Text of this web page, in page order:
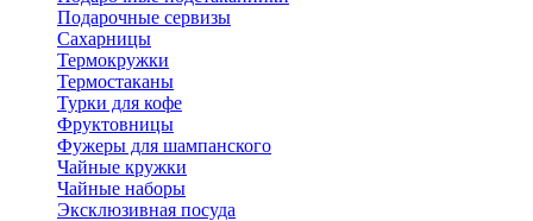
Подарочные сервизы
Сахарницы
Термокружки
Термостаканы
Турки для кофе
Фруктовницы
Фужеры для шампанского
Чайные кружки
Чайные наборы
Эксклюзивная посуда